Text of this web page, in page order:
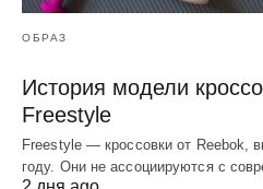
ОБРАЗ
История модели
Freestyle
Freestyle — кроссовки от Reebok,
году. Они не ассоциируются с